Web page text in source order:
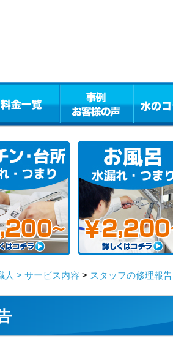
人 > サービス内容 > スタッフの修理報告